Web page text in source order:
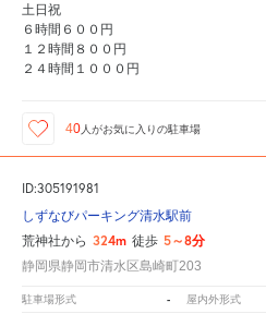
土日祝
６時間６００円
１２時間８００円
２４時間１０００円
40人がお気に入りの駐車場
ID:305191981
しずなびパーキング清水駅前
荒神社から 324m 徒歩 5～8分
静岡県静岡市清水区島崎町203
駐車場形式 - 屋内外形式